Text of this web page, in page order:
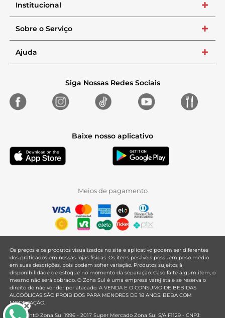
Institucional +
Sobre o Serviço +
Ajuda +
Siga Nossas Redes Sociais
Baixe nosso aplicativo
Meios de pagamento
Os preços e os produtos visualizados no site e aplicativo podem ser diferentes
dos praticados em nossas lojas físicas. Os itens pesáveis possuem peso médio
em suas descrições, pois podem sofrer variação. Produtos sujeitos à
disponibilidade de estoque no momento da separação. Caso falte algum item, o
mesmo não será cobrado. O Zona Sul é uma empresa varejista e se reserva o
direito de não vender por atacado. A VENDA E O CONSUMO DE BEBIDAS
ALCOÓLICAS SÃO PROIBIDOS PARA MENORES DE 18 ANOS. BEBA COM
MODERAÇÃO.
Copyright© Zona Sul 1996 - 2017 Super Mercado Zona Sul S/A F1129 - CNPJ: